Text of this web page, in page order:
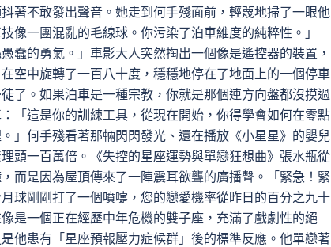
著不敢發出聲音。她走到何手殘面前，輕蔑地掃了一眼他
像一團混亂的毛線球。你污染了泊車維度的純粹性。」
的勇氣。」車影大人突然掏出一個像是遙控器的裝置，
空中旋轉了一百八十度，穩穩地停在了地面上的一個停車
。如果泊車是一種宗教，你就是那個連方向盤都沒摸過
「這是你的訓練工具，從現在開始，你得學會如何在零點
」何手殘看著那輛閃閃發光、還在播放《小星星》的嬰兒
頭一百萬倍。《失控的星座運勢與單戀狂想曲》張水瓶從
而是因為屋頂傳來了一陣震耳欲聾的廣播聲。「緊急！緊
球剛剛打了一個噴嚏，您的戀愛機率從昨日的百分之九十
是一個正在經歷中年危機的雙子座，充滿了戲劇性的絕
他患有「星座預報壓力症候群」後的標準反應。他單戀著